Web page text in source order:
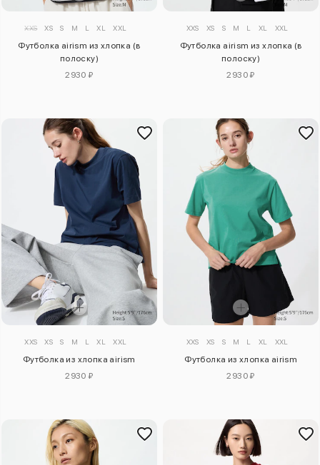
XXS XS S M L XL XXL
Футболка airism из хлопка (в
полоску)
2930 ₽
XXS XS S M L XL XXL
Футболка airism из хлопка (в
полоску)
2930 ₽
XXS XS S M L XL XXL
Футболка из хлопка airism
2930 ₽
XXS XS S M L XL XXL
Футболка из хлопка airism
2930 ₽